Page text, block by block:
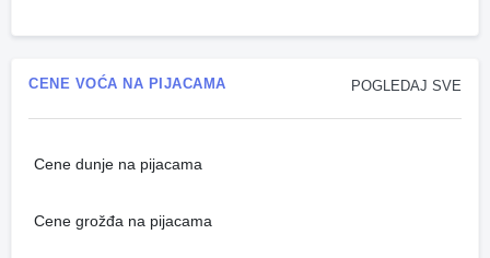
POGLEDAJ SVE
CENE VOĆA NA PIJACAMA
Cene dunje na pijacama
Cene grožđa na pijacama